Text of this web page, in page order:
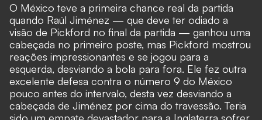
O México teve a primeira chance real da partida
quando Raúl Jiménez — que deve ter odiado a
visão de Pickford no final da partida — ganhou uma
cabeçada no primeiro poste, mas Pickford mostrou
reações impressionantes e se jogou para a
esquerda, desviando a bola para fora. Ele fez outra
excelente defesa contra o número 9 do México
pouco antes do intervalo, desta vez desviando a
cabeçada de Jiménez por cima do travessão. Teria